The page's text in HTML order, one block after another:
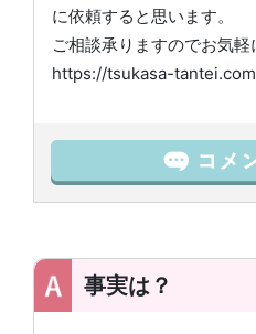
に依頼すると思います。
ご相談承りますのでお気軽
https://tsukasa-tantei.com
事実は？